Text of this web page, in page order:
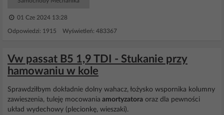
01 Cze 2024 13:28
Odpowiedzi: 1915 Wyświetleń: 483367
Vw passat B5 1,9 TDI - Stukanie przy
hamowaniu w kole
Sprawdziłbym dokładnie dolny wahacz, łożysko wspornika kolumny
zawieszenia, tuleję mocowania amortyzatora oraz dla pewności
układ wydechowy (plecionkę, wieszaki).